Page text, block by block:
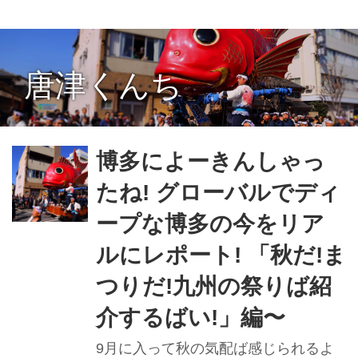
唐津くんち
博多によーきんしゃっ
たね! グローバルでディ
ープな博多の今をリア
ルにレポート! 「秋だ!ま
つりだ!九州の祭りば紹
介するばい!」編〜
9月に入って秋の気配ば感じられるよ